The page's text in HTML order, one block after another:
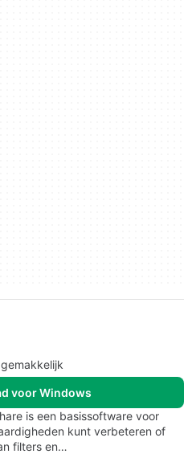
voor Windows
is een basissoftware voor
kunt verbeteren of
filters en…